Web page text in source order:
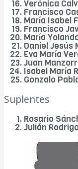
Verónica
Francisco
María Isabel
Francisco
María
Daniel Jesús
Eva María
Juan
Isabel María
Gonzalo
Suplentes
Rosario
Julián